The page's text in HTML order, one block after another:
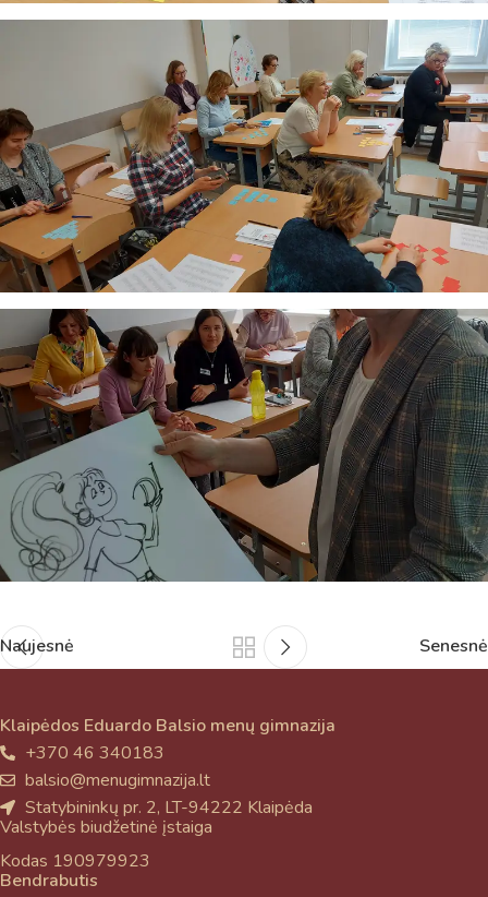
Naujesnė Senesnė
Klaipėdos Eduardo Balsio menų gimnazija
+370 46 340183
balsio@menugimnazija.lt
Statybininkų pr. 2, LT-94222 Klaipėda
Valstybės biudžetinė įstaiga
Kodas 190979923
Bendrabutis